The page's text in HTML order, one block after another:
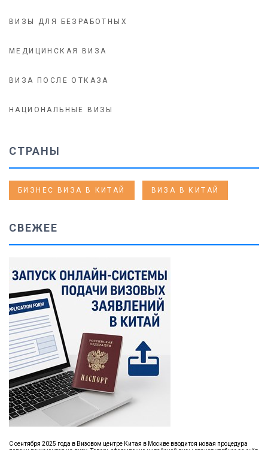
ВИЗЫ ДЛЯ БЕЗРАБОТНЫХ
МЕДИЦИНСКАЯ ВИЗА
ВИЗА ПОСЛЕ ОТКАЗА
НАЦИОНАЛЬНЫЕ ВИЗЫ
СТРАНЫ
БИЗНЕС ВИЗА В КИТАЙ ВИЗА В КИТАЙ
СВЕЖЕЕ
С сентября 2025 года в Визовом центре Китая в Москве вводится новая процедура